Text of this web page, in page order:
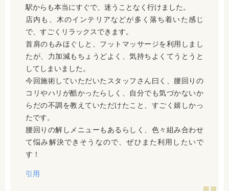
駅からも本当にすぐで、迷うことなく行けました。
店内も、木のインテリアなどが多く落ち着いた感じ
で、すごくリラックスできます。
首肩のもみほぐしと、フットマッサージを利用しまし
たが、力加減もちょうどよく、気持ちよくてうとうと
してしまいました。
今回施術していただいたスタッフさん曰く、腰回りの
コリやハリが酷かったらしく、自分でも気づかないか
らだの不調を教えていただけたこと、すごく嬉しかっ
たです。
腰回りの解しメニューもあるらしく、色々組み合わせ
て悩み解決できそうなので、ぜひまた利用したいで
す！
引用